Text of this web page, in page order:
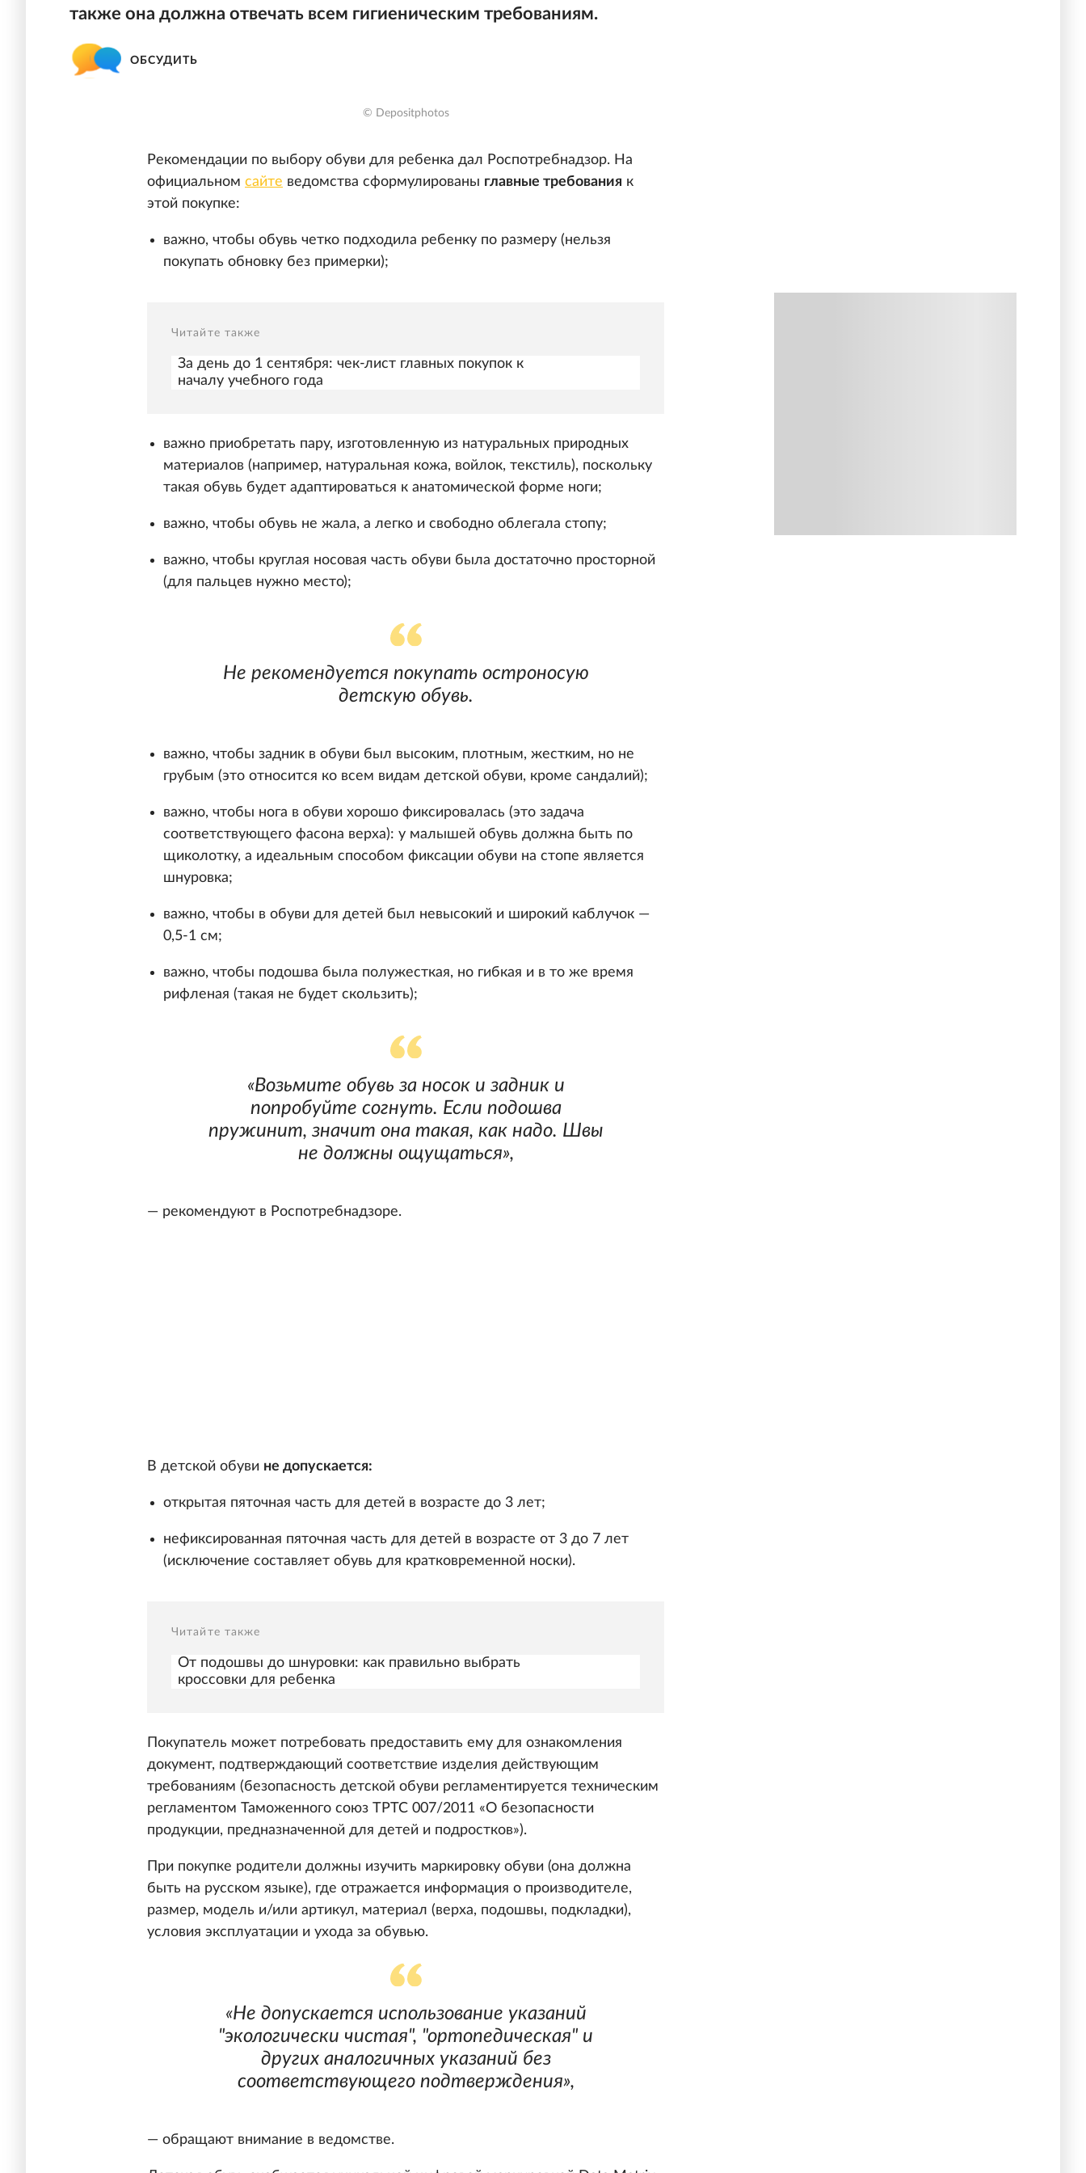
также она должна отвечать всем гигиеническим требованиям.
ОБСУДИТЬ
© Depositphotos
Рекомендации по выбору обуви для ребенка дал Роспотребнадзор. На
официальном сайте ведомства сформулированы главные требования к
этой покупке:
важно, чтобы обувь четко подходила ребенку по размеру (нельзя
покупать обновку без примерки);
Читайте также
За день до 1 сентября: чек-лист главных покупок к
началу учебного года
важно приобретать пару, изготовленную из натуральных природных
материалов (например, натуральная кожа, войлок, текстиль), поскольку
такая обувь будет адаптироваться к анатомической форме ноги;
важно, чтобы обувь не жала, а легко и свободно облегала стопу;
важно, чтобы круглая носовая часть обуви была достаточно просторной
(для пальцев нужно место);
Не рекомендуется покупать остроносую
детскую обувь.
важно, чтобы задник в обуви был высоким, плотным, жестким, но не
грубым (это относится ко всем видам детской обуви, кроме сандалий);
важно, чтобы нога в обуви хорошо фиксировалась (это задача
соответствующего фасона верха): у малышей обувь должна быть по
щиколотку, а идеальным способом фиксации обуви на стопе является
шнуровка;
важно, чтобы в обуви для детей был невысокий и широкий каблучок —
0,5-1 см;
важно, чтобы подошва была полужесткая, но гибкая и в то же время
рифленая (такая не будет скользить);
«Возьмите обувь за носок и задник и
попробуйте согнуть. Если подошва
пружинит, значит она такая, как надо. Швы
не должны ощущаться»,
— рекомендуют в Роспотребнадзоре.
В детской обуви не допускается:
открытая пяточная часть для детей в возрасте до 3 лет;
нефиксированная пяточная часть для детей в возрасте от 3 до 7 лет
(исключение составляет обувь для кратковременной носки).
Читайте также
От подошвы до шнуровки: как правильно выбрать
кроссовки для ребенка
Покупатель может потребовать предоставить ему для ознакомления
документ, подтверждающий соответствие изделия действующим
требованиям (безопасность детской обуви регламентируется техническим
регламентом Таможенного союз ТРТС 007/2011 «О безопасности
продукции, предназначенной для детей и подростков»).
При покупке родители должны изучить маркировку обуви (она должна
быть на русском языке), где отражается информация о производителе,
размер, модель и/или артикул, материал (верха, подошвы, подкладки),
условия эксплуатации и ухода за обувью.
«Не допускается использование указаний
"экологически чистая", "ортопедическая" и
других аналогичных указаний без
соответствующего подтверждения»,
— обращают внимание в ведомстве.